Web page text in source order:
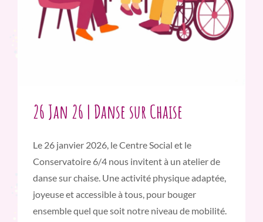
26 Jan 26 | Danse sur Chaise
Le 26 janvier 2026, le Centre Social et le
Conservatoire 6/4 nous invitent à un atelier de
danse sur chaise. Une activité physique adaptée,
joyeuse et accessible à tous, pour bouger
ensemble quel que soit notre niveau de mobilité.